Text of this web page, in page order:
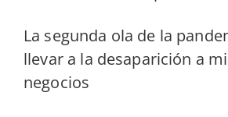
La segunda ola de la
llevar a la desaparición a
negocios